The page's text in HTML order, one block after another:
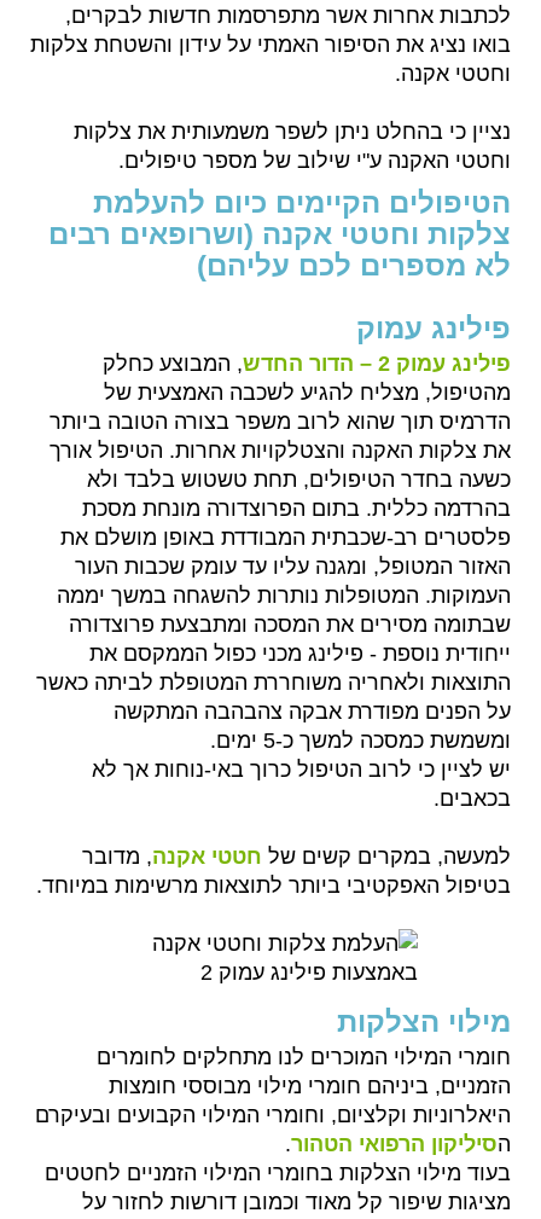
לכתבות אחרות אשר מתפרסמות חדשות לבקרים,
בואו נציג את הסיפור האמתי על עידון והשטחת צלקות
וחטטי אקנה.
נציין כי בהחלט ניתן לשפר משמעותית את צלקות
וחטטי האקנה ע"י שילוב של מספר טיפולים.
הטיפולים הקיימים כיום להעלמת
צלקות וחטטי אקנה (ושרופאים רבים
לא מספרים לכם עליהם)
פילינג עמוק
פילינג עמוק 2 – הדור החדש
, המבוצע כחלק
מהטיפול, מצליח להגיע לשכבה האמצעית של
הדרמיס תוך שהוא לרוב משפר בצורה הטובה ביותר
את צלקות האקנה והצטלקויות אחרות. הטיפול אורך
כשעה בחדר הטיפולים, תחת טשטוש בלבד ולא
בהרדמה כללית. בתום הפרוצדורה מונחת מסכת
פלסטרים רב-שכבתית המבודדת באופן מושלם את
האזור המטופל, ומגנה עליו עד עומק שכבות העור
העמוקות. המטופלות נותרות להשגחה במשך יממה
שבתומה מסירים את המסכה ומתבצעת פרוצדורה
ייחודית נוספת - פילינג מכני כפול הממקסם את
התוצאות ולאחריה משוחררת המטופלת לביתה כאשר
על הפנים מפודרת אבקה צהבהבה המתקשה
ומשמשת כמסכה למשך כ-5 ימים.
יש לציין כי לרוב הטיפול כרוך באי-נוחות אך לא
בכאבים.
למעשה, במקרים קשים של חטטי אקנה, מדובר
בטיפול האפקטיבי ביותר לתוצאות מרשימות במיוחד.
מילוי הצלקות
חומרי המילוי המוכרים לנו מתחלקים לחומרים
הזמניים, ביניהם חומרי מילוי מבוססי חומצות
היאלרוניות וקלציום, וחומרי המילוי הקבועים ובעיקרם
הסיליקון הרפואי הטהור.
בעוד מילוי הצלקות בחומרי המילוי הזמניים לחטטים
מציגות שיפור קל מאוד וכמובן דורשות לחזור על